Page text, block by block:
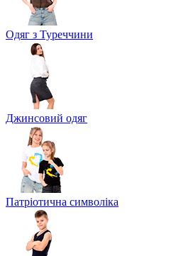
Одяг з Туреччини
Джинсовий одяг
Патріотична символіка